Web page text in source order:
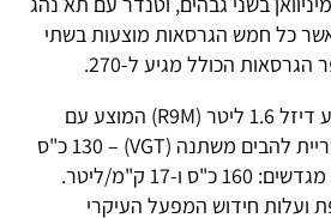
כל חמש הגרסאות מוצעות בשתי
הכולל מגיע ל-270.
עיקר הבשורה הוא במנוע דיזל 1.6 ליטר (R9M) המוצע עם
מגדש אחד בעל גיאומטריית להבים משתנה (VGT) – 130 כ"ס
ו-14.9 ק"מ/ליטר – או 2 מגדשים: 160 כ"ס ו-17 ק"מ/ליטר.
ועלות חידוש המפעל העיקרי